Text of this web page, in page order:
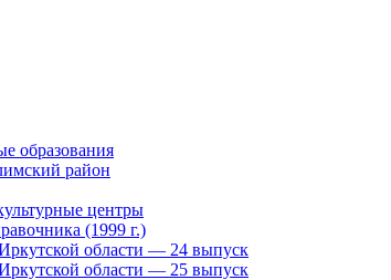
образования
район
центры
(1999 г.)
области — 24 выпуск
области — 25 выпуск